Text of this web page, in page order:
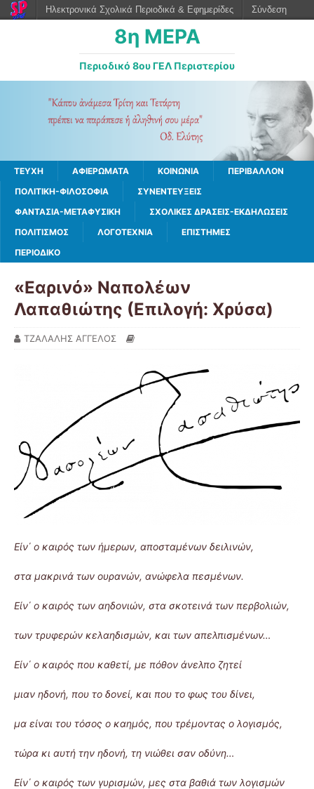
8η ΜΕΡΑ
Περιοδικό 8ου ΓΕΛ Περιστερίου
ΤΕΥΧΗ ΑΦΙΕΡΩΜΑΤΑ ΚΟΙΝΩΝΙΑ
ΠΕΡΙΒΑΛΛΟΝ
ΠΟΛΙΤΙΚΗ-ΦΙΛΟΣΟΦΙΑ
ΣΥΝΕΝΤΕΥΞΕΙΣ
ΦΑΝΤΑΣΙΑ-ΜΕΤΑΦΥΣΙΚΗ
ΣΧΟΛΙΚΕΣ ΔΡΑΣΕΙΣ-ΕΚΔΗΛΩΣΕΙΣ
ΠΟΛΙΤΙΣΜΟΣ
ΛΟΓΟΤΕΧΝΙΑ
ΕΠΙΣΤΗΜΕΣ
ΠΕΡΙΟΔΙΚΟ
«Εαρινό» Ναπολέων
Λαπαθιώτης (Επιλογή: Χρύσα)
ΤΖΑΛΑΛΗΣ ΑΓΓΕΛΟΣ
Είν΄ ο καιρός των ήμερων, αποσταμένων δειλινών,
στα μακρινά των ουρανών, ανώφελα πεσμένων.
Είν΄ ο καιρός των αηδονιών, στα σκοτεινά των περβολιών,
των τρυφερών κελαηδισμών, και των απελπισμένων…
Είν΄ ο καιρός που καθετί, με πόθον άνελπο ζητεί
μιαν ηδονή, που το δονεί, και που το φως του δίνει,
μα είναι του τόσος ο καημός, που τρέμοντας ο λογισμός,
τώρα κι αυτή την ηδονή, τη νιώθει σαν οδύνη…
Είν΄ ο καιρός των γυρισμών, μες στα βαθιά των λογισμών
Ηλεκτρονικά Σχολικά Περιοδικά & Εφημερίδες Σύνδεση